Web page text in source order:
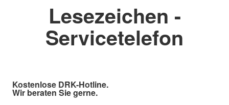
Lesezeichen -
Servicetelefon
Kostenlose DRK-Hotline.
Wir beraten Sie gerne.